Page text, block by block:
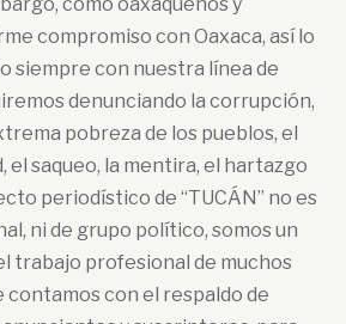
compromiso con Oaxaca, así lo
siempre con nuestra línea de
denunciando la corrupción,
pobreza de los pueblos, el
el saqueo, la mentira, el hartazgo
periodístico de “TUCÁN” no es
ni de grupo político, somos un
trabajo profesional de muchos
contamos con el respaldo de